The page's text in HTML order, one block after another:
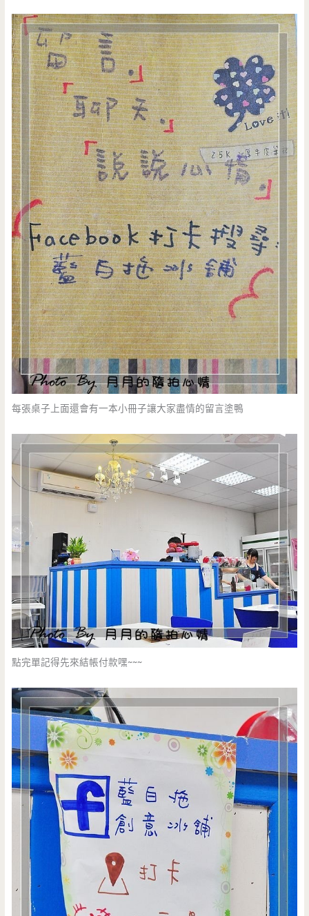
每張桌子上面還會有一本小冊子讓大家盡情的留言塗鴨
點完單記得先來結帳付款嘿~~~